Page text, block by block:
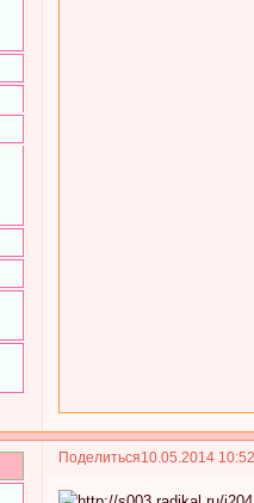
Поделиться10.05.2014